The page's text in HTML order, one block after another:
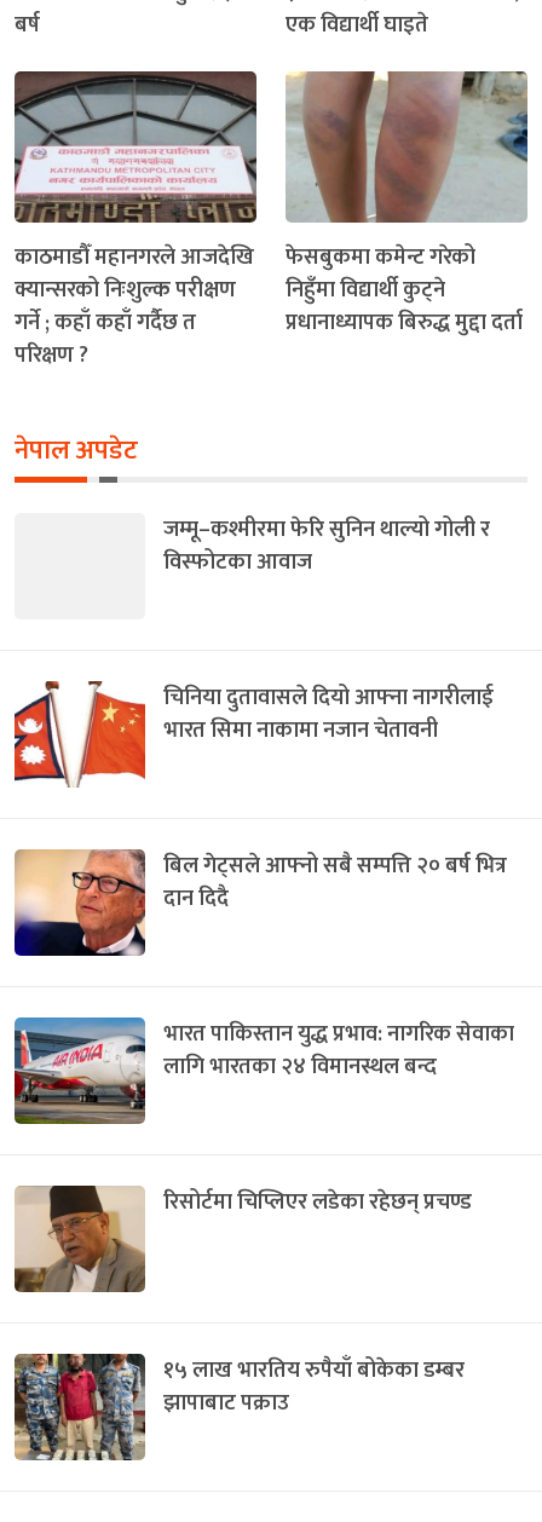
बर्ष
एक विद्यार्थी घाइते
काठमाडौँ महानगरले आजदेखि
क्यान्सरको निःशुल्क परीक्षण
गर्ने ; कहाँ कहाँ गर्दैछ त
परिक्षण ?
फेसबुकमा कमेन्ट गरेको
निहुँमा विद्यार्थी कुट्ने
प्रधानाध्यापक बिरुद्ध मुद्दा दर्ता
नेपाल अपडेट
जम्मू–कश्मीरमा फेरि सुनिन थाल्यो गोली र
विस्फोटका आवाज
चिनिया दुतावासले दियो आफ्ना नागरीलाई
भारत सिमा नाकामा नजान चेतावनी
बिल गेट्सले आफ्नो सबै सम्पत्ति २० बर्ष भित्र
दान दिदै
भारत पाकिस्तान युद्ध प्रभाव: नागरिक सेवाका
लागि भारतका २४ विमानस्थल बन्द
रिसोर्टमा चिप्लिएर लडेका रहेछन् प्रचण्ड
१५ लाख भारतिय रुपैयाँ बोकेका डम्बर
झापाबाट पक्राउ